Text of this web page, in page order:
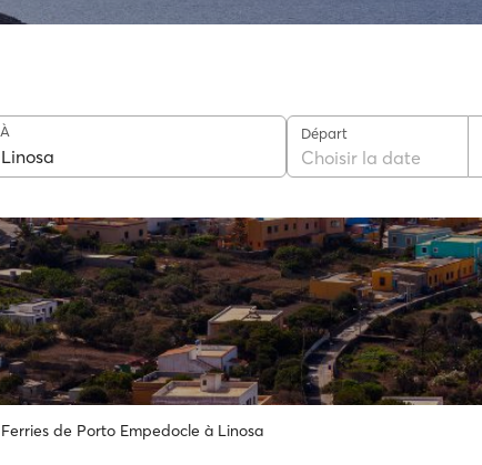
À Départ
Choisir la date
Ferries de Porto Empedocle à Linosa